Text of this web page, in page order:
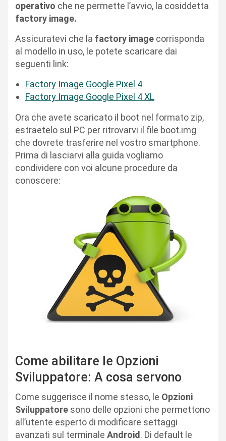
operativo che ne permette l’avvio, la cosiddetta
factory image.
Assicuratevi che la factory image corrisponda
al modello in uso, le potete scaricare dai
seguenti link:
Factory Image Google Pixel 4
Factory Image Google Pixel 4 XL
Ora che avete scaricato il boot nel formato zip,
estraetelo sul PC per ritrovarvi il file boot.img
che dovrete trasferire nel vostro smartphone.
Prima di lasciarvi alla guida vogliamo
condividere con voi alcune procedure da
conoscere:
Come abilitare le Opzioni
Sviluppatore: A cosa servono
Come suggerisce il nome stesso, le Opzioni
Sviluppatore sono delle opzioni che permettono
all’utente esperto di modificare settaggi
avanzati sul terminale Android. Di default le